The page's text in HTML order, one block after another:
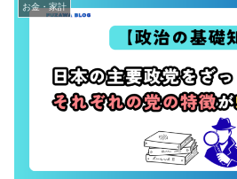
お金・家計